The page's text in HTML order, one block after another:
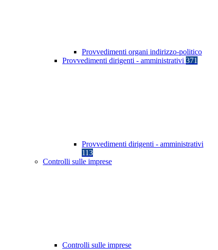
Provvedimenti organi indirizzo-politico
Provvedimenti dirigenti - amministrativi 371
Provvedimenti dirigenti - amministrativi
113
Controlli sulle imprese
Controlli sulle imprese